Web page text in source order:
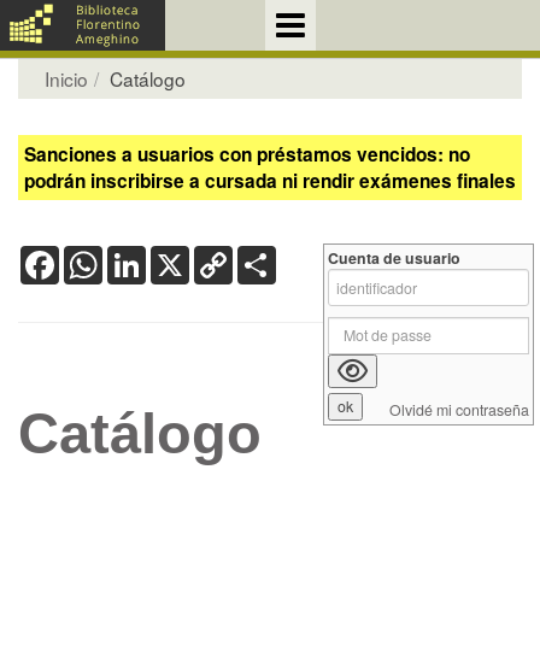
Inicio Catálogo
Sanciones a usuarios con préstamos vencidos: no
podrán inscribirse a cursada ni rendir exámenes finales
FacebookWhatsApp
LinkedIn
X Copy
Link
Catálogo
Cuenta de usuario
Olvidé mi contraseña